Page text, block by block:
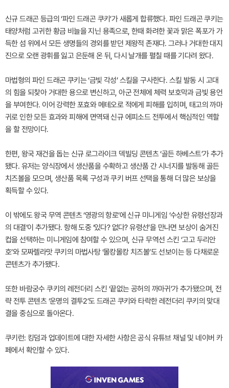
신규 드래곤 등급의 ‘파인 드래곤 쿠키’가 새롭게 합류했다. 파인 드래곤 쿠키는
태양처럼 고귀한 황금 비늘을 지닌 용족으로, 한때 화려한 꽃과 맑은 폭포가 가
득한 섬 위에서 모든 생명들의 경외를 받던 제왕적 존재다. 그러나 거대한 대지
진으로 오랜 광휘를 잃고 은둔해 온 뒤, 다시 날개를 펼칠 때를 기다려 왔다.
마법형의 파인 드래곤 쿠키는 ‘금빛 각성’ 스킬을 구사한다. 스킬 발동 시 고대
의 힘을 되찾아 거대한 용으로 변신하고, 아군 전체에 체력 보호막과 금빛 용언
을 부여한다. 이어 강력한 포효와 메테오로 적에게 피해를 입히며, 태고의 까마
귀로 인한 모든 효과와 피해에 면역돼 신규 에피소드 전투에서 핵심적인 역할
을 할 전망이다.
한편, 왕국 재건을 돕는 신규 로그라이크 덱빌딩 콘텐츠 ‘골든 하베스트’가 추가
됐다. 유저는 양식장에서 생산품을 수확하고 생산품 간 시너지를 발동해 골든
치즈볼을 모으며, 생산품 목록 구성과 쿠키 버프 선택을 통해 더 많은 보상을
획득할 수 있다.
이 밖에도 왕국 무역 콘텐츠 ‘영광의 항로’에 신규 미니게임 ‘수상한 유령선장과
의 대결’이 추가됐다. 항해 도중 ‘있다? 없다? 유령선’을 만나면 보상이 숨겨진
컵을 선택하는 미니게임에 참여할 수 있으며, 신규 무역선 스킨 ‘고고 두리안
호’와 모짜렐라맛 쿠키의 마법사탕 ‘몰캉몰캉 치즈볼’도 선보이는 등 다채로운
콘텐츠가 추가됐다.
또한 바람궁수 쿠키의 레전더리 스킨 ‘끝없는 공허의 까마귀’가 추가됐으며, 전
략 전투 콘텐츠 ‘운명의 결투2’도 드래곤 쿠키와 타락한 레전더리 쿠키의 맞대
결을 중심으로 돌아온다.
쿠키런: 킹덤과 업데이트에 대한 자세한 사항은 공식 유튜브 채널 및 네이버 카
페에서 확인할 수 있다.